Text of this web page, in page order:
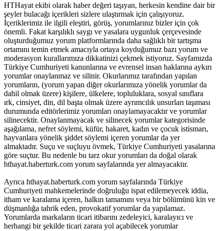
HTHayat ekibi olarak haber değeri taşıyan, herkesin kendine dair bir
şeyler bulacağı içerikleri sizlere ulaştırmak için çalışıyoruz.
İçeriklerimiz ile ilgili eleştiri, görüş, yorumlarınız bizler için çok
önemli. Fakat karşılıklı saygı ve yasalara uygunluk çerçevesinde
oluşturduğumuz yorum platformlarında daha sağlıklı bir tartışma
ortamını temin etmek amacıyla ortaya koyduğumuz bazı yorum ve
moderasyon kurallarımıza dikkatinizi çekmek istiyoruz. Sayfamızda
Türkiye Cumhuriyeti kanunlarına ve evrensel insan haklarına aykırı
yorumlar onaylanmaz ve silinir. Okurlarımız tarafından yapılan
yorumların, (yorum yapan diğer okurlarımıza yönelik yorumlar da
dahil olmak üzere) kişilere, ülkelere, topluluklara, sosyal sınıflara
ırk, cinsiyet, din, dil başta olmak üzere ayrımcılık unsurları taşıması
durumunda editörlerimiz yorumları onaylamayacaktır ve yorumlar
silinecektir. Onaylanmayacak ve silinecek yorumlar kategorisinde
aşağılama, nefret söylemi, küfür, hakaret, kadın ve çocuk istismarı,
hayvanlara yönelik şiddet söylemi içeren yorumlar da yer
almaktadır. Suçu ve suçluyu övmek, Türkiye Cumhuriyeti yasalarına
göre suçtur. Bu nedenle bu tarz okur yorumları da doğal olarak
hthayat.haberturk.com yorum sayfalarında yer almayacaktır.
Ayrıca hthayat.haberturk.com yorum sayfalarında Türkiye
Cumhuriyeti mahkemelerinde doğruluğu ispat edilemeyecek iddia,
itham ve karalama içeren, halkın tamamını veya bir bölümünü kin ve
düşmanlığa tahrik eden, provokatif yorumlar da yapılamaz.
Yorumlarda markaların ticari itibarını zedeleyici, karalayıcı ve
herhangi bir şekilde ticari zarara yol açabilecek yorumlar